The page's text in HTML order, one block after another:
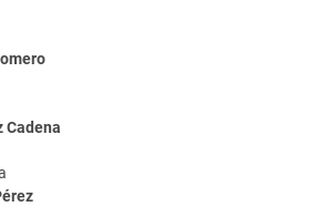
Cadena